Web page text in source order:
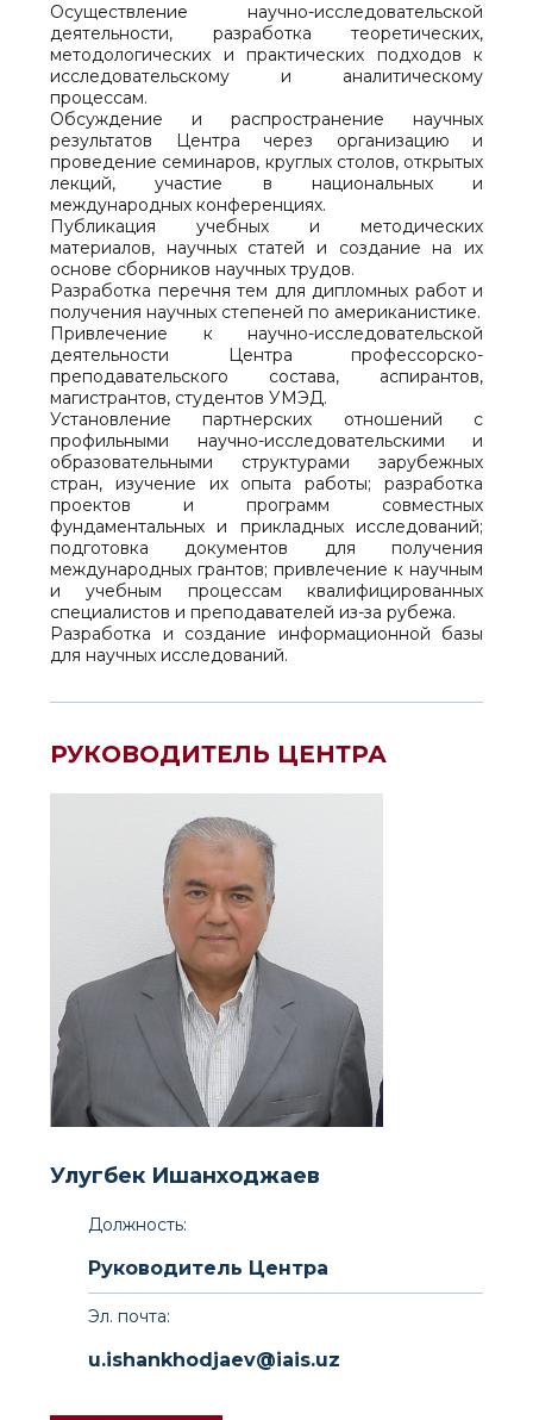
Осуществление научно-исследовательской
деятельности, разработка теоретических,
методологических и практических подходов к
исследовательскому и аналитическому
процессам.
Обсуждение и распространение научных
результатов Центра через организацию и
проведение семинаров, круглых столов, открытых
лекций, участие в национальных и
международных конференциях.
Публикация учебных и методических
материалов, научных статей и создание на их
основе сборников научных трудов.
Разработка перечня тем для дипломных работ и
получения научных степеней по американистике.
Привлечение к научно-исследовательской
деятельности Центра профессорско-
преподавательского состава, аспирантов,
магистрантов, студентов УМЭД.
Установление партнерских отношений с
профильными научно-исследовательскими и
образовательными структурами зарубежных
стран, изучение их опыта работы; разработка
проектов и программ совместных
фундаментальных и прикладных исследований;
подготовка документов для получения
международных грантов; привлечение к научным
и учебным процессам квалифицированных
специалистов и преподавателей из-за рубежа.
Разработка и создание информационной базы
для научных исследований.
РУКОВОДИТЕЛЬ ЦЕНТРА
Улугбек Ишанходжаев
Должность:
Руководитель Центра
Эл. почта:
u.ishankhodjaev@iais.uz